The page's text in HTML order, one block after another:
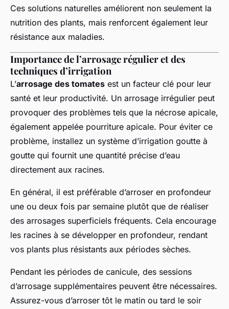
Ces solutions naturelles améliorent non seulement la
nutrition des plants, mais renforcent également leur
résistance aux maladies.
Importance de l’arrosage régulier et des
techniques d’irrigation
L’arrosage des tomates est un facteur clé pour leur
santé et leur productivité. Un arrosage irrégulier peut
provoquer des problèmes tels que la nécrose apicale,
également appelée pourriture apicale. Pour éviter ce
problème, installez un système d’irrigation goutte à
goutte qui fournit une quantité précise d’eau
directement aux racines.
En général, il est préférable d’arroser en profondeur
une ou deux fois par semaine plutôt que de réaliser
des arrosages superficiels fréquents. Cela encourage
les racines à se développer en profondeur, rendant
vos plants plus résistants aux périodes sèches.
Pendant les périodes de canicule, des sessions
d’arrosage supplémentaires peuvent être nécessaires.
Assurez-vous d’arroser tôt le matin ou tard le soir